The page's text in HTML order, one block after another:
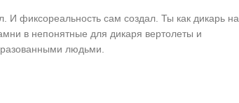
И фиксореальность сам создал. Ты как дикарь на
в непонятные для дикаря вертолеты и
людьми.